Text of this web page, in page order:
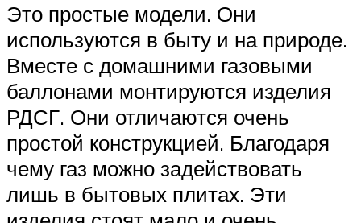
Это простые модели. Они
используются в быту и на природе.
Вместе с домашними газовыми
баллонами монтируются изделия
РДСГ. Они отличаются очень
простой конструкцией. Благодаря
чему газ можно задействовать
лишь в бытовых плитах. Эти